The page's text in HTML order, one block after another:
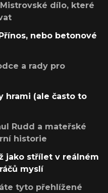
dílo, které
nebo betonové
a rady pro
hrami (ale často to
Rudd a mateřské
historie
jako střílet v reálném
myslí
tyto přehlížené